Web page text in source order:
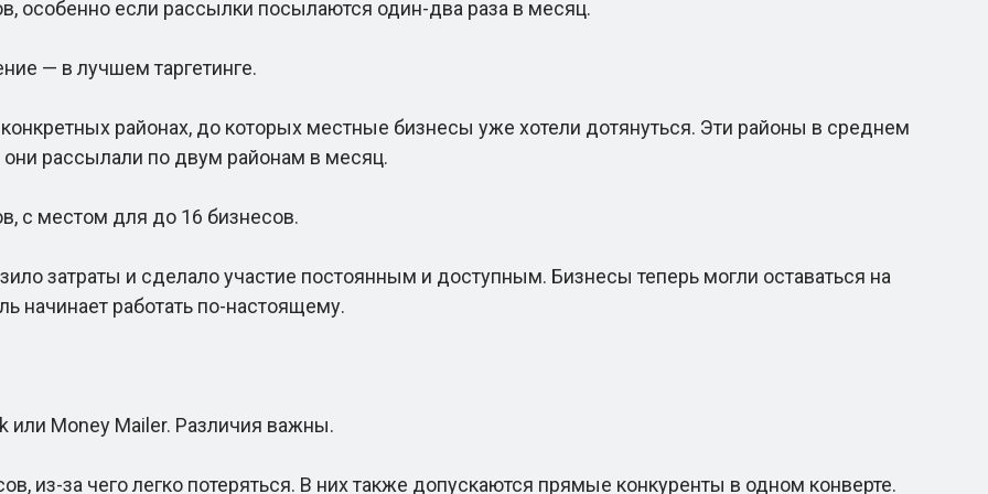
особенно если рассылки посылаются один-два раза в месяц.
— в лучшем таргетинге.
районах, до которых местные бизнесы уже хотели дотянуться. Эти районы в среднем
рассылали по двум районам в месяц.
с местом для до 16 бизнесов.
затраты и сделало участие постоянным и доступным. Бизнесы теперь могли оставаться на
начинает работать по-настоящему.
Money Mailer. Различия важны.
за чего легко потеряться. В них также допускаются прямые конкуренты в одном конверте.